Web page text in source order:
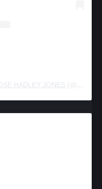
ПУБЛИКАЦИЯ ОТ FELICITY ROSE HADLEY JONES (@FELICITY.JONES)